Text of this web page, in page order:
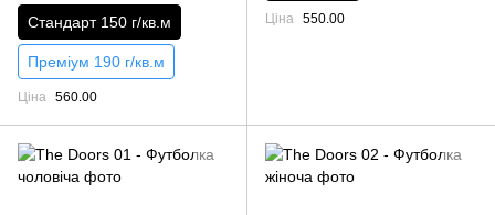
Стандарт 150 г/кв.м
Преміум 190 г/кв.м
Ціна 560.00
Ціна 550.00